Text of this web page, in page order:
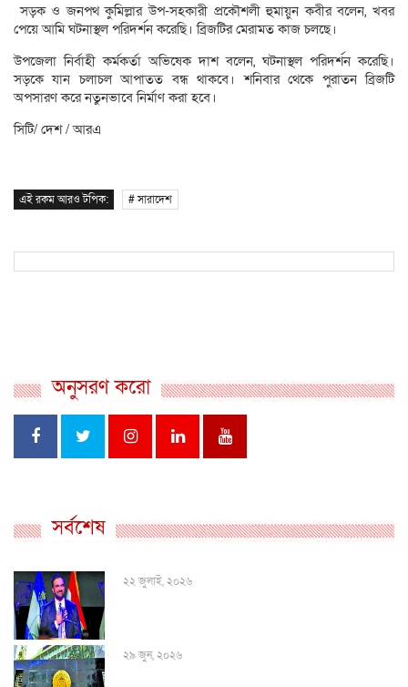
সড়ক ও জনপথ কুমিল্লার উপ-সহকারী প্রকৌশলী হুমায়ুন কবীর বলেন, খবর
পেয়ে আমি ঘটনাস্থল পরিদর্শন করেছি। ব্রিজটির মেরামত কাজ চলছে।
উপজেলা নির্বাহী কর্মকর্তা অভিষেক দাশ বলেন, ঘটনাস্থল পরিদর্শন করেছি।
সড়কে যান চলাচল আপাতত বন্ধ থাকবে। শনিবার থেকে পুরাতন ব্রিজটি
অপসারণ করে নতুনভাবে নির্মাণ করা হবে।
সিটি/ দেশ / আরএ
এই রকম আরও টপিক: # সারাদেশ
অনুসরণ করো
সর্বশেষ
২২ জুলাই, ২০২৬
২৯ জুন, ২০২৬